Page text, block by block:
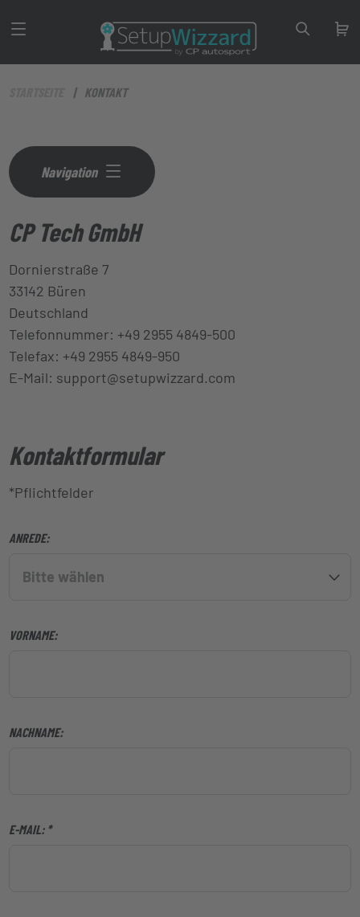
KONTAKT
Navigation
CP Tech GmbH
Dornierstraße 7
33142 Büren
Deutschland
Telefonnummer: +49 2955 4849-500
Telefax: +49 2955 4849-950
E-Mail: support@setupwizzard.com
Kontaktformular
*Pflichtfelder
ANREDE:
Bitte wählen
VORNAME:
NACHNAME:
E-MAIL: